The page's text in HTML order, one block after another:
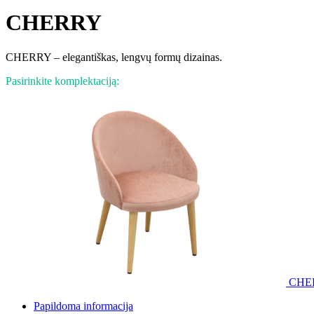
CHERRY
CHERRY – elegantiškas, lengvų formų dizainas.
Pasirinkite komplektaciją:
Papildoma informacija